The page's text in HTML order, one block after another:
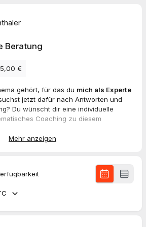
Beratung
€
gehört, für das du mich als Experte
jetzt dafür nach Antworten und
Du wünscht dir eine individuelle
Coaching zu diesem
Coach, Business Mentor &
also bei mir gut aufgehoben, wenn du
zu einem deiner Themen wünschst.
Mehr anzeigen